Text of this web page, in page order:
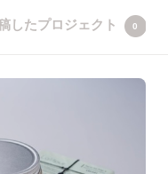
したプロジェクト 0